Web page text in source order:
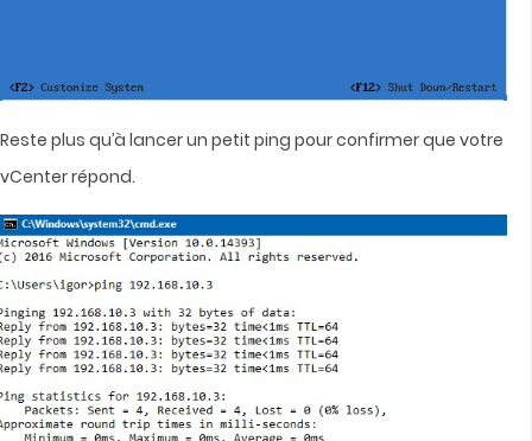
Reste plus qu’à lancer un petit ping pour confirmer que votre
vCenter répond.